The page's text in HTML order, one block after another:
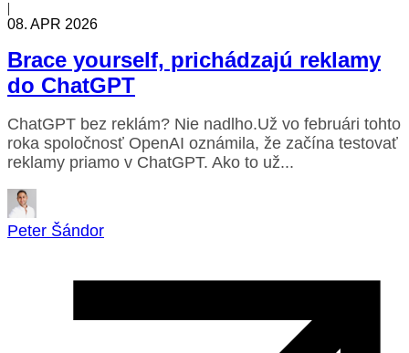
|
08. APR 2026
Brace yourself, prichádzajú reklamy
do ChatGPT
ChatGPT bez reklám? Nie nadlho.Už vo februári tohto
roka spoločnosť OpenAI oznámila, že začína testovať
reklamy priamo v ChatGPT. Ako to už...
Peter Šándor